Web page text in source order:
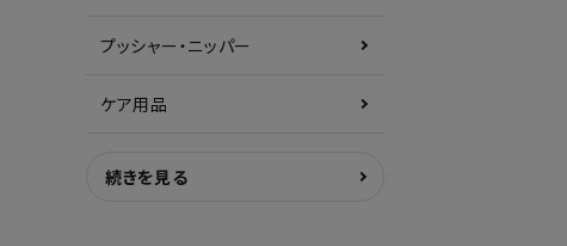
プッシャー・ニッパー
ケア用品
続きを見る